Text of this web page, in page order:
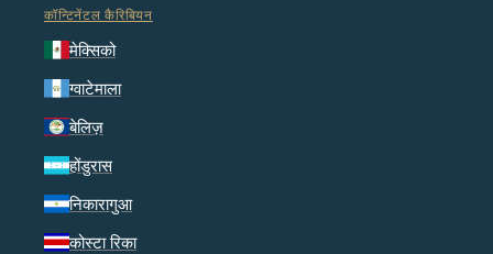
कॉन्टिनेंटल कैरिबियन
मेक्सिको
ग्वाटेमाला
बेलिज़
होंडुरास
निकारागुआ
कोस्टा रिका